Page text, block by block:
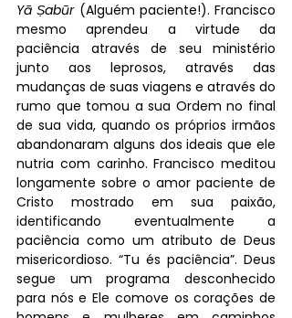
Yā Ṣabūr (Alguém paciente!). Francisco
mesmo aprendeu a virtude da
paciência através de seu ministério
junto aos leprosos, através das
mudanças de suas viagens e através do
rumo que tomou a sua Ordem no final
de sua vida, quando os próprios irmãos
abandonaram alguns dos ideais que ele
nutria com carinho. Francisco meditou
longamente sobre o amor paciente de
Cristo mostrado em sua paixão,
identificando eventualmente a
paciência como um atributo de Deus
misericordioso. “Tu és paciência”. Deus
segue um programa desconhecido
para nós e Ele comove os corações de